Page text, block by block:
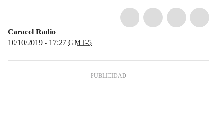
Caracol Radio
10/10/2019 - 17:27 GMT-5